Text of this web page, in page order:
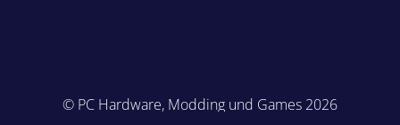
© PC Hardware, Modding und Games 2026